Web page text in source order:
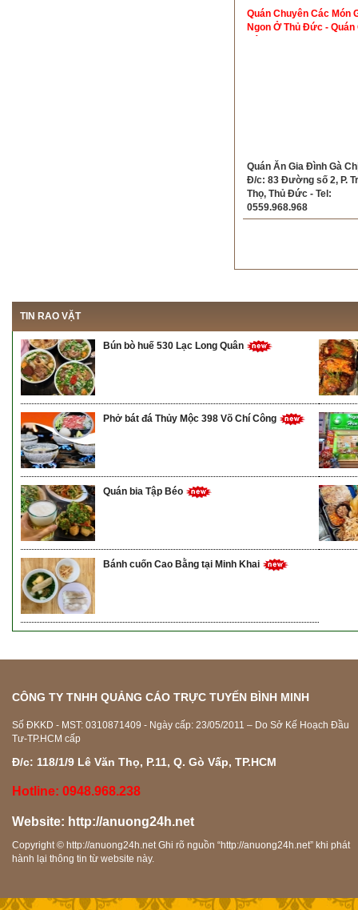
Quán Chuyên Các Món
Ngon Ở Thủ Đức - Quán
Quán Ăn Gia Đình Gà
Đ/c: 83 Đường số 2, P.
Thọ, Thủ Đức - Tel:
0559.968.968
TIN RAO VẶT
Bún bò huế 530 Lạc Long Quân
Phở bát đá Thủy Mộc 398 Võ Chí Công
Quán bia Tập Béo
Bánh cuốn Cao Bằng tại Minh Khai
CÔNG TY TNHH QUẢNG CÁO TRỰC TUYẾN BÌNH MINH
Số ĐKKD - MST: 0310871409 - Ngày cấp: 23/05/2011 – Do Sở Kế Hoạch Đầu
Tư-TP.HCM cấp
Đ/c: 118/1/9 Lê Văn Thọ, P.11, Q. Gò Vấp, TP.HCM
Hotline: 0948.968.238
Website: http://anuong24h.net
Copyright © http://anuong24h.netGhi rõ nguồn “http://anuong24h.net” khi phát
hành lại thông tin từ website này.